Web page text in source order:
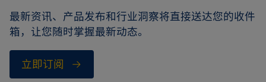
最新资讯、产品发布和行业洞察将直接送达您的收件
箱，让您随时掌握最新动态。
立即订阅